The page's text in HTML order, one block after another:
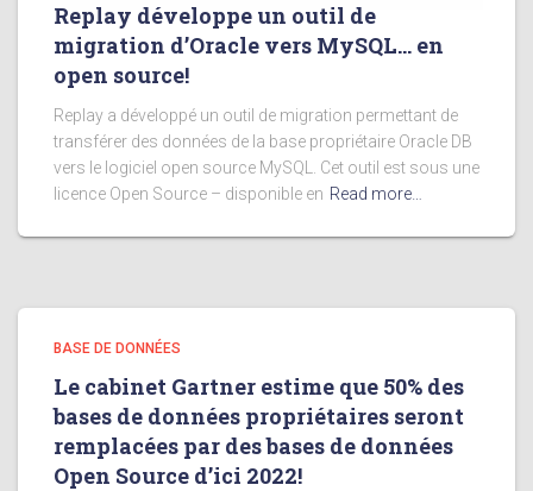
Replay développe un outil de
migration d’Oracle vers MySQL… en
open source!
Replay a développé un outil de migration permettant de
transférer des données de la base propriétaire Oracle DB
vers le logiciel open source MySQL. Cet outil est sous une
licence Open Source – disponible en Read more…
BASE DE DONNÉES
Le cabinet Gartner estime que 50% des
bases de données propriétaires seront
remplacées par des bases de données
Open Source d’ici 2022!